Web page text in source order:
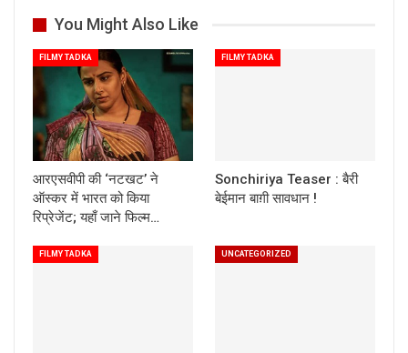
You Might Also Like
FILMY TADKA
आरएसवीपी की ‘नटखट’ ने
ऑस्कर में भारत को किया
रिप्रेजेंट; यहाँ जाने फिल्म…
FILMY TADKA
Sonchiriya Teaser : बैरी
बेईमान बाग़ी सावधान !
FILMY TADKA UNCATEGORIZED